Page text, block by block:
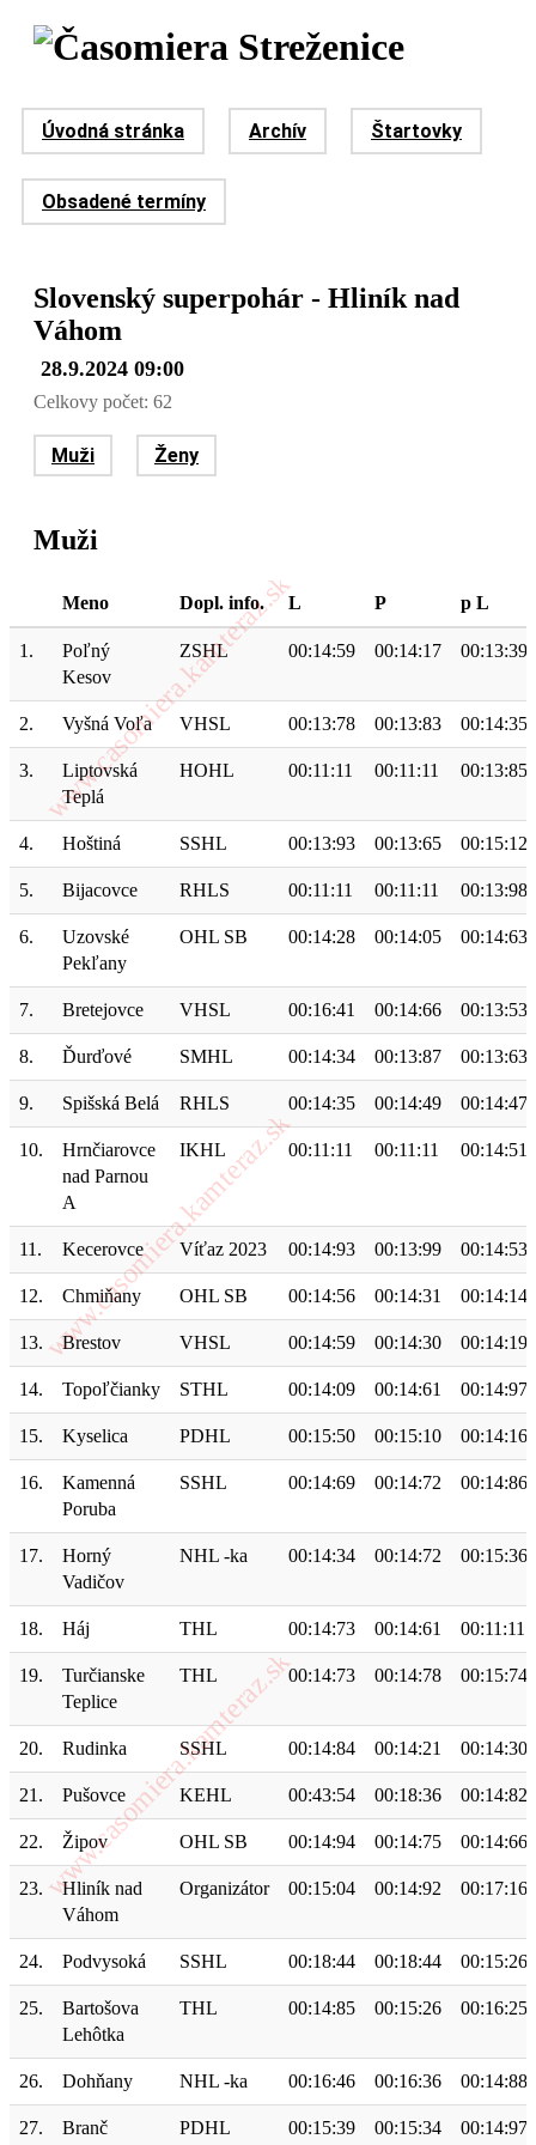
Úvodná stránka Archív Štartovky
Obsadené termíny
Slovenský superpohár - Hliník nad
Váhom
28.9.2024 09:00
Celkovy počet: 62
Muži Ženy
Muži
Meno Dopl. info. L P p L
1.
Poľný
Kesov
ZSHL 00:14:59 00:14:17 00:13:39
2. Vyšná Voľa VHSL 00:13:78 00:13:83 00:14:35
3.
Liptovská
Teplá
HOHL 00:11:11 00:11:11 00:13:85
4. Hoštiná SSHL 00:13:93 00:13:65 00:15:12
5. Bijacovce RHLS 00:11:11 00:11:11 00:13:98
6.
Uzovské
Pekľany
OHL SB 00:14:28 00:14:05 00:14:63
7. Bretejovce VHSL 00:16:41 00:14:66 00:13:53
8. Ďurďové SMHL 00:14:34 00:13:87 00:13:63
9. Spišská Belá RHLS 00:14:35 00:14:49 00:14:47
10.
Hrnčiarovce
nad Parnou
A
IKHL 00:11:11 00:11:11 00:14:51
11. Kecerovce Víťaz 2023 00:14:93 00:13:99 00:14:53
12. Chmiňany OHL SB 00:14:56 00:14:31 00:14:14
13. Brestov VHSL 00:14:59 00:14:30 00:14:19
14. Topoľčianky STHL 00:14:09 00:14:61 00:14:97
15. Kyselica PDHL 00:15:50 00:15:10 00:14:16
16.
Kamenná
Poruba
SSHL 00:14:69 00:14:72 00:14:86
17.
Horný
Vadičov
NHL -ka 00:14:34 00:14:72 00:15:36
18. Háj THL 00:14:73 00:14:61 00:11:11
19.
Turčianske
Teplice
THL 00:14:73 00:14:78 00:15:74
20. Rudinka SSHL 00:14:84 00:14:21 00:14:30
21. Pušovce KEHL 00:43:54 00:18:36 00:14:82
22. Žipov OHL SB 00:14:94 00:14:75 00:14:66
23.
Hliník nad
Váhom
Organizátor 00:15:04 00:14:92 00:17:16
24. Podvysoká SSHL 00:18:44 00:18:44 00:15:26
25.
Bartošova
Lehôtka
THL 00:14:85 00:15:26 00:16:25
26. Dohňany NHL -ka 00:16:46 00:16:36 00:14:88
27. Branč PDHL 00:15:39 00:15:34 00:14:97